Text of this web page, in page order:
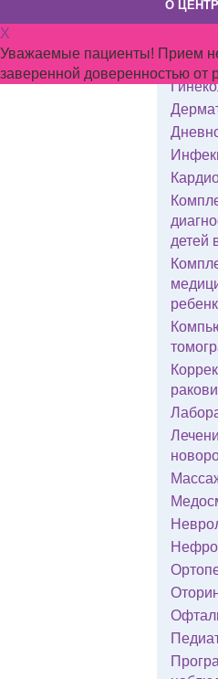
О
X
Уважаемые пациенты! Прием
заверенной доверенностью от
детей